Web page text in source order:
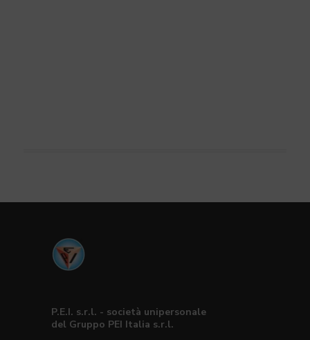
P.E.I. s.r.l. - società unipersonale
del Gruppo PEI Italia s.r.l.